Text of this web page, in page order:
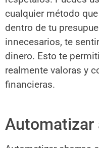
cualquier método
dentro de tu
innecesarios, te
dinero. Esto te
realmente valoras y
financieras.
Automatizar